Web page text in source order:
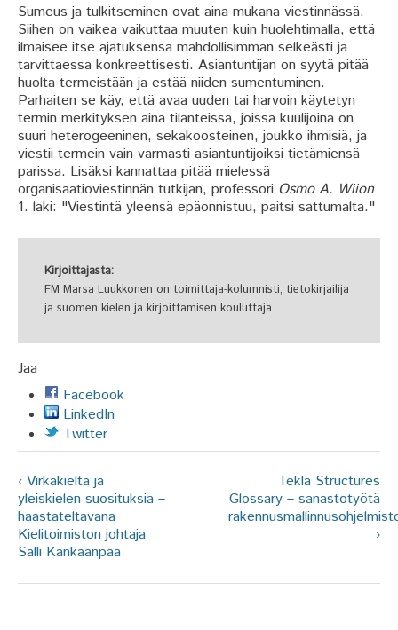
Sumeus ja tulkitseminen ovat aina mukana viestinnässä.
Siihen on vaikea vaikuttaa muuten kuin huolehtimalla, että
ilmaisee itse ajatuksensa mahdollisimman selkeästi ja
tarvittaessa konkreettisesti. Asiantuntijan on syytä pitää
huolta termeistään ja estää niiden sumentuminen.
Parhaiten se käy, että avaa uuden tai harvoin käytetyn
termin merkityksen aina tilanteissa, joissa kuulijoina on
suuri heterogeeninen, sekakoosteinen, joukko ihmisiä, ja
viestii termein vain varmasti asiantuntijoiksi tietämiensä
parissa. Lisäksi kannattaa pitää mielessä
organisaatioviestinnän tutkijan, professori Osmo A. Wiion
1. laki: "Viestintä yleensä epäonnistuu, paitsi sattumalta."
Kirjoittajasta:
FM Marsa Luukkonen on toimittaja-kolumnisti, tietokirjailija
ja suomen kielen ja kirjoittamisen kouluttaja.
Jaa
Facebook
LinkedIn
Twitter
‹ Virkakieltä ja
yleiskielen suosituksia –
haastateltavana
Kielitoimiston johtaja
Salli Kankaanpää
Tekla Structures
Glossary – sanastotyötä
›